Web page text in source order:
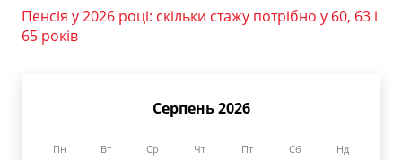
Пенсія у 2026 році: скільки стажу потрібно у 60, 63 і
65 років
Серпень 2026
Пн Вт Ср Чт Пт Сб Нд